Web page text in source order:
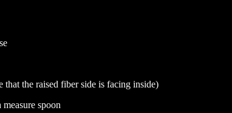
that the raised fiber side is facing inside)
spoon